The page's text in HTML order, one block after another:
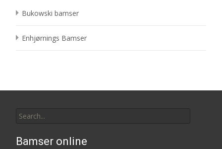
Bukowski bamser
Enhjørnings Bamser
for:
Bamser online